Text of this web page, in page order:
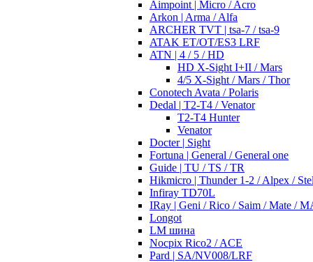
Aimpoint | Micro / Acro
Arkon | Arma / Alfa
ARCHER TVT | tsa-7 / tsa-9
ATAK ET/OT/ES3 LRF
ATN | 4 / 5 / HD
HD X-Sight I+II / Mars
4/5 X-Sight / Mars / Thor
Conotech Avata / Polaris
Dedal | T2-T4 / Venator
T2-T4 Hunter
Venator
Docter | Sight
Fortuna | General / General one
Guide | TU / TS / TR
Hikmicro | Thunder 1-2 / Alpex /
Infiray TD70L
IRay | Geni / Rico / Saim / Mate /
Longot
LM шина
Nocpix Rico2 / ACE
Pard | SA/NV008/LRF